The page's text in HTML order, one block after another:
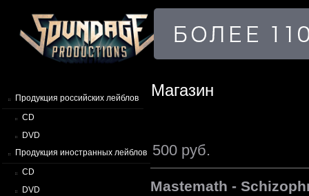
Продукция российских лейблов
CD
DVD
Продукция иностранных лейблов
CD
DVD
Магазин
500 руб.
Mastemath -